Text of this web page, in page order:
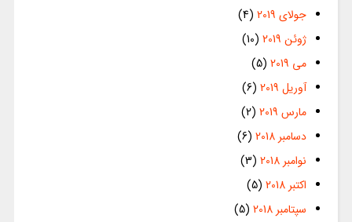
جولای 2019
(4)
ژوئن 2019
(10)
می 2019
(5)
آوریل 2019
(6)
مارس 2019
(2)
دسامبر 2018
(6)
نوامبر 2018
(3)
اکتبر 2018
(5)
سپتامبر 2018
(5)